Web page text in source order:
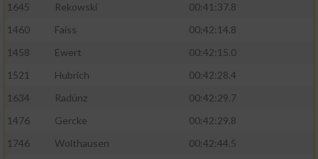
1645
Rekowski
00:41:37.8
1460
Faiss
00:42:14.8
1458
Ewert
00:42:15.0
1521
Hubrich
00:42:28.4
1634
Radünz
00:42:29.7
1476
Gercke
00:42:29.8
1746
Wolthausen
00:42:44.5